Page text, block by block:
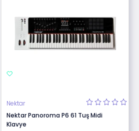
Nektar
Nektar Panoroma P6 61 Tuş Midi
Klavye